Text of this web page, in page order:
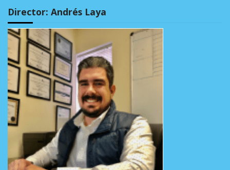
Director: Andrés Laya